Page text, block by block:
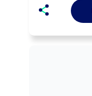
la
réaliser
d'entreprises.
proposer